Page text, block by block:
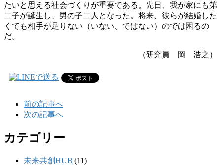
たいと思える社会づくりが重要である。先日、我が家にも第
二子が誕生し、男の子二人となった。将来、彼らが結婚した
くても相手が足りない（いない、ではない）のでは困るの
だ。
（研究員 岡 浩之）
前の記事へ
次の記事へ
カテゴリー
未来共創HUB (11)